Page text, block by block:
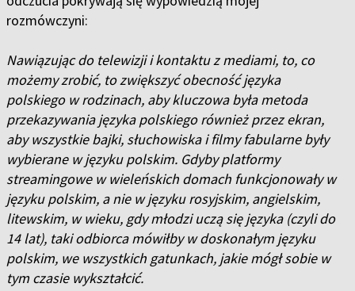
rozmówczyni:
Nawiązując do telewizji i kontaktu z mediami, to, co
możemy zrobić, to zwiększyć obecność języka
polskiego w rodzinach, aby kluczowa była metoda
przekazywania języka polskiego również przez ekran,
aby wszystkie bajki, słuchowiska i filmy fabularne były
wybierane w języku polskim. Gdyby platformy
streamingowe w wieleńskich domach funkcjonowały w
języku polskim, a nie w języku rosyjskim, angielskim,
litewskim, w wieku, gdy młodzi uczą się języka (czyli do
14 lat), taki odbiorca mówiłby w doskonałym języku
polskim, we wszystkich gatunkach, jakie mógł sobie w
tym czasie wykształcić.